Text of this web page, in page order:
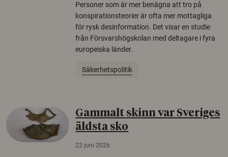
Personer som är mer benägna att tro på
konspirationsteorier är ofta mer mottagliga
för rysk desinformation. Det visar en studie
från Försvarshögskolan med deltagare i fyra
europeiska länder.
Säkerhetspolitik
Gammalt skinn var Sveriges
äldsta sko
22 juni 2026